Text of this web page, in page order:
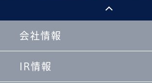
会社情報
IR情報